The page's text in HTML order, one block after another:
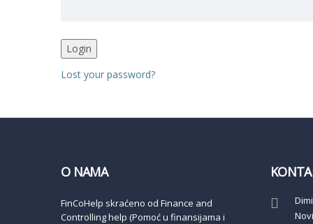
Login
Lost your password?
O NAMA
FinCoHelp skraćeno od Finance and
Controlling help (Pomoć u finansijama i